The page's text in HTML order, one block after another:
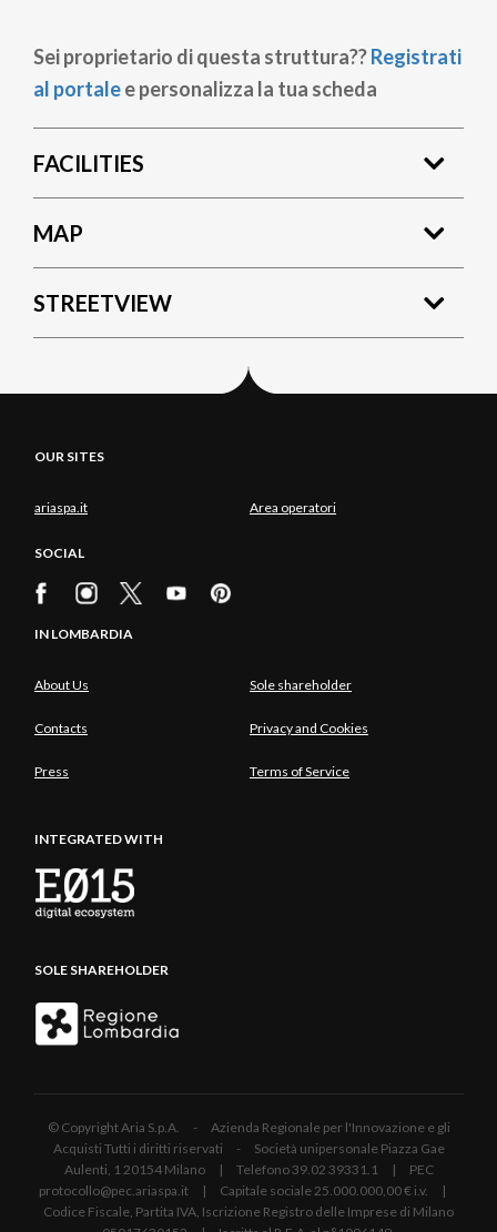
Sei proprietario di questa struttura??Registrati
al portalee personalizza la tua scheda
FACILITIES
MAP
STREETVIEW
OUR SITES
ariaspa.it Area operatori
SOCIAL
IN LOMBARDIA
About Us Sole shareholder
Contacts Privacy and Cookies
Press Terms of Service
INTEGRATED WITH
SOLE SHAREHOLDER
© Copyright Aria S.p.A. - Azienda Regionale per l'Innovazione e gli
Acquisti Tutti i diritti riservati - Società unipersonale Piazza Gae
Aulenti, 1 20154 Milano | Telefono 39.02 39331.1 | PEC
protocollo@pec.ariaspa.it | Capitale sociale 25.000.000,00 € i.v. |
Codice Fiscale, Partita IVA, Iscrizione Registro delle Imprese di Milano